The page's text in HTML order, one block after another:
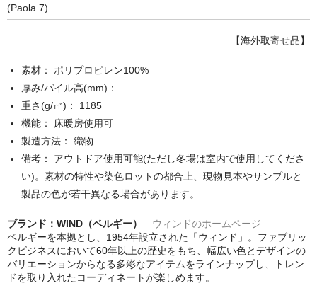
(Paola 7)
【海外取寄せ品】
素材： ポリプロピレン100%
厚み/パイル高(mm)：
重さ(g/㎡)： 1185
機能： 床暖房使用可
製造方法： 織物
備考： アウトドア使用可能(ただし冬場は室内で使用してくださ
い)。素材の特性や染色ロットの都合上、現物見本やサンプルと
製品の色が若干異なる場合があります。
ブランド：WIND（ベルギー） ウィンドのホームページ
ベルギーを本拠とし、1954年設立された「ウィンド」。ファブリッ
クビジネスにおいて60年以上の歴史をもち、幅広い色とデザインの
バリエーションからなる多彩なアイテムをラインナップし、トレン
ドを取り入れたコーディネートが楽しめます。